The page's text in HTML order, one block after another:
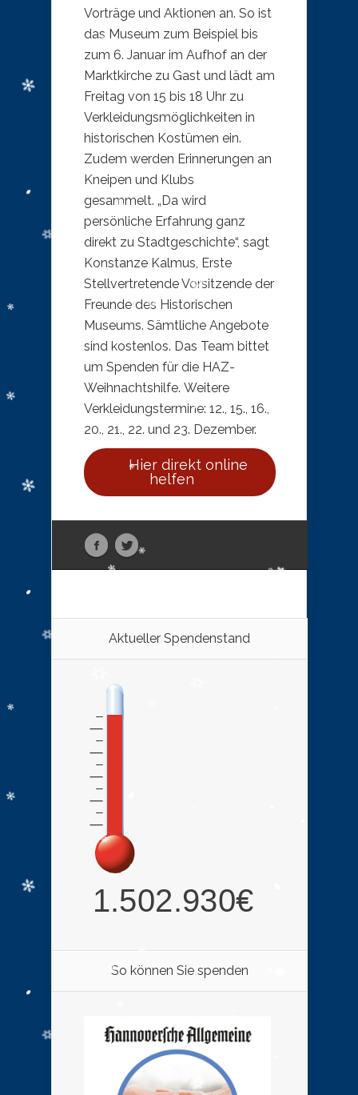
Vorträge und Aktionen an. So ist
das Museum zum Beispiel bis
zum 6. Januar im Aufhof an der
Marktkirche zu Gast und lädt am
Freitag von 15 bis 18 Uhr zu
Verkleidungsmöglichkeiten in
historischen Kostümen ein.
Zudem werden Erinnerungen an
Kneipen und Klubs
gesammelt. „Da wird
persönliche Erfahrung ganz
direkt zu Stadtgeschichte“, sagt
Konstanze Kalmus, Erste
Stellvertretende Vorsitzende der
Freunde des Historischen
Museums. Sämtliche Angebote
sind kostenlos. Das Team bittet
um Spenden für die HAZ-
Weihnachtshilfe. Weitere
Verkleidungstermine: 12., 15., 16.,
20., 21., 22. und 23. Dezember.
Hier direkt online
helfen
Aktueller Spendenstand
So können Sie spenden